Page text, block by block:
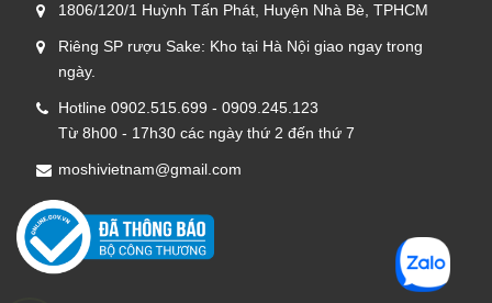
1806/120/1 Huỳnh Tấn Phát, Huyện Nhà Bè, TPHCM
Riêng SP rượu Sake: Kho tại Hà Nội giao ngay trong
ngày.
Hotline 0902.515.699 - 0909.245.123
Từ 8h00 - 17h30 các ngày thứ 2 đến thứ 7
moshivietnam@gmail.com